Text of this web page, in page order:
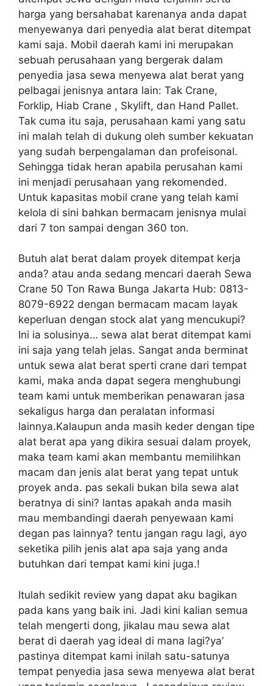
harga yang bersahabat karenanya anda dapat
menyewanya dari penyedia alat berat ditempat
kami saja. Mobil daerah kami ini merupakan
sebuah perusahaan yang bergerak dalam
penyedia jasa sewa menyewa alat berat yang
pelbagai jenisnya antara lain: Tak Crane,
Forklip, Hiab Crane , Skylift, dan Hand Pallet.
Tak cuma itu saja, perusahaan kami yang satu
ini malah telah di dukung oleh sumber kekuatan
yang sudah berpengalaman dan profeisonal.
Sehingga tidak heran apabila perusahan kami
ini menjadi perusahaan yang rekomended.
Untuk kapasitas mobil crane yang telah kami
kelola di sini bahkan bermacam jenisnya mulai
dari 7 ton sampai dengan 360 ton.
Butuh alat berat dalam proyek ditempat kerja
anda? atau anda sedang mencari daerah Sewa
Crane 50 Ton Rawa Bunga Jakarta Hub: 0813-
8079-6922 dengan bermacam macam layak
keperluan dengan stock alat yang mencukupi?
Ini ia solusinya… sewa alat berat ditempat kami
ini saja yang telah jelas. Sangat anda berminat
untuk sewa alat berat sperti crane dari tempat
kami, maka anda dapat segera menghubungi
team kami untuk memberikan penawaran jasa
sekaligus harga dan peralatan informasi
lainnya.Kalaupun anda masih keder dengan tipe
alat berat apa yang dikira sesuai dalam proyek,
maka team kami akan membantu memilihkan
macam dan jenis alat berat yang tepat untuk
proyek anda. pas sekali bukan bila sewa alat
beratnya di sini? lantas apakah anda masih
mau membandingi daerah penyewaan kami
degan pas lainnya? tentu jangan ragu lagi, ayo
seketika pilih jenis alat apa saja yang anda
butuhkan dari tempat kami kini juga.!
Itulah sedikit review yang dapat aku bagikan
pada kans yang baik ini. Jadi kini kalian semua
telah mengerti dong, jikalau mau sewa alat
berat di daerah yag ideal di mana lagi?ya’
pastinya ditempat kami inilah satu-satunya
tempat penyedia jasa sewa menyewa alat berat